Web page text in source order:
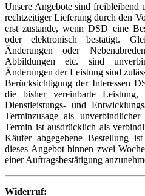
Unsere Angebote sind freibleibend
rechtzeitiger Lieferung durch den
erst zustande, wenn DSD eine
oder elektronisch bestätigt.
Änderungen oder
Abbildungen etc. sind
Änderungen der Leistung sind
Berücksichtigung der Interessen
die bisher vereinbarte
Dienstleistungs- und
Terminzusage als
Termin ist ausdrücklich als
Käufer abgegebene Bestellung
dieses Angebot binnen zwei
einer Auftragsbestätigung
Widerruf: